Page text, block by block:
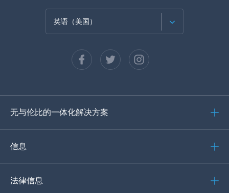
英语（美国）
西班牙语
德语
无与伦比的一体化解决方案
信息
法律信息